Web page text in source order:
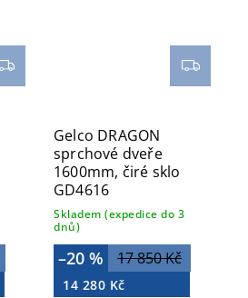
Gelco DRAGON
sprchové dveře
1600mm, čiré sklo
GD4616
Skladem (expedice do 3
dnů)
17 850 Kč
–20 %
14 280 Kč